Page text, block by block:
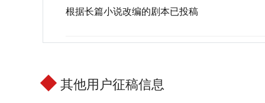
根据长篇小说改编的剧本已投稿
其他用户征稿信息